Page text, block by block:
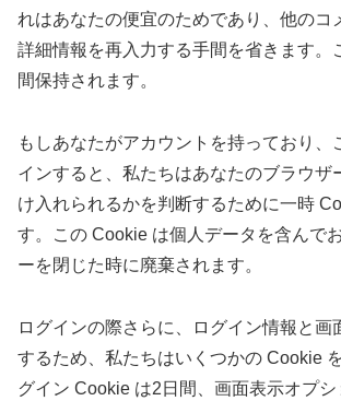
れはあなたの便宜のためであり、他のコ
詳細情報を再入力する手間を省きます。
間保持されます。
もしあなたがアカウントを持っており、
インすると、私たちはあなたのブラウザ
け入れられるかを判断するために一時
す。この Cookie は個人データを含んで
ーを閉じた時に廃棄されます。
ログインの際さらに、ログイン情報と画
するため、私たちはいくつかの Cookie
グイン Cookie は2日間、画面表示オプ